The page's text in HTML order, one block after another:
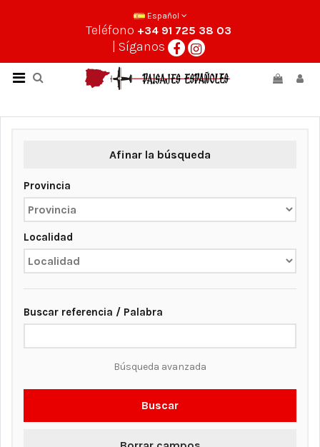
Español
Teléfono +34 91 725 38 03
| Síganos
Afinar la búsqueda
Provincia
Localidad
Buscar referencia / Palabra
Búsqueda avanzada
Buscar